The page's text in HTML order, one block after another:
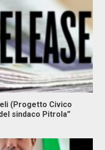
(Progetto Civico
sindaco Pitrola”